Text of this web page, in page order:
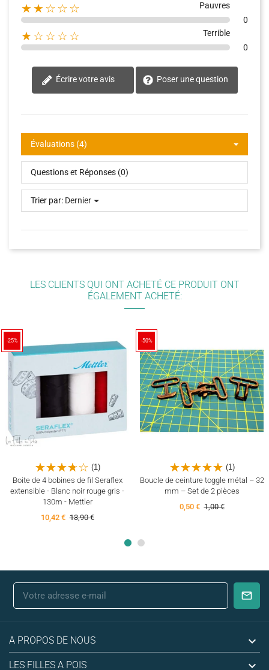
★★☆☆☆
Pauvres
0
★☆☆☆☆
Terrible
0
Écrire votre avis Poser une question
Évaluations (4)
Questions et Réponses (0)
Trier par: Dernier
LES CLIENTS QUI ONT ACHETÉ CE PRODUIT ONT
ÉGALEMENT ACHETÉ:
-25%
(1)
Boite de 4 bobines de fil Seraflex
extensible - Blanc noir rouge gris -
130m - Mettler
10,42 € 13,90 €
-50%
(1)
Boucle de ceinture toggle métal – 32
mm – Set de 2 pièces
0,50 € 1,00 €
A PROPOS DE NOUS 
LES FILLES A POIS 